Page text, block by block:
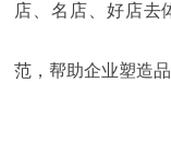
店、名店、好店去
范，帮助企业塑造